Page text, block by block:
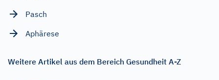
Pasch
Aphärese
Weitere Artikel aus dem Bereich Gesundheit A-Z